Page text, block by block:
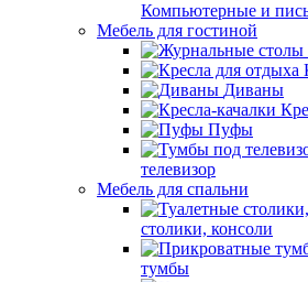
Компьютерные и
Мебель для гостиной
Диваны
Пуфы
телевизор
Мебель для спальни
столики, консоли
тумбы